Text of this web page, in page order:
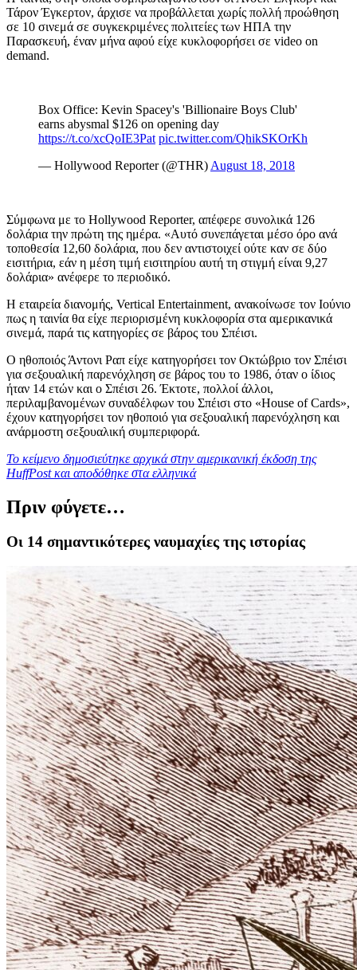
Τάρον Έγκερτον, άρχισε να προβάλλεται χωρίς πολλή προώθηση
σε 10 σινεμά σε συγκεκριμένες πολιτείες των ΗΠΑ την
Παρασκευή, έναν μήνα αφού είχε κυκλοφορήσει σε video on
demand.
Box Office: Kevin Spacey's 'Billionaire Boys Club'
earns abysmal $126 on opening day
https://t.co/xcQoIE3Pat pic.twitter.com/QhikSKOrKh
— Hollywood Reporter (@THR) August 18, 2018
Σύμφωνα με το Hollywood Reporter, απέφερε συνολικά 126
δολάρια την πρώτη της ημέρα. «Αυτό συνεπάγεται μέσο όρο ανά
τοποθεσία 12,60 δολάρια, που δεν αντιστοιχεί ούτε καν σε δύο
εισιτήρια, εάν η μέση τιμή εισιτηρίου αυτή τη στιγμή είναι 9,27
δολάρια» ανέφερε το περιοδικό.
Η εταιρεία διανομής, Vertical Entertainment, ανακοίνωσε τον Ιούνιο
πως η ταινία θα είχε περιορισμένη κυκλοφορία στα αμερικανικά
σινεμά, παρά τις κατηγορίες σε βάρος του Σπέισι.
Ο ηθοποιός Άντονι Ραπ είχε κατηγορήσει τον Οκτώβριο τον Σπέισι
για σεξουαλική παρενόχληση σε βάρος του το 1986, όταν ο ίδιος
ήταν 14 ετών και ο Σπέισι 26. Έκτοτε, πολλοί άλλοι,
περιλαμβανομένων συναδέλφων του Σπέισι στο «House of Cards»,
έχουν κατηγορήσει τον ηθοποιό για σεξουαλική παρενόχληση και
ανάρμοστη σεξουαλική συμπεριφορά.
Το κείμενο δημοσιεύτηκε αρχικά στην αμερικανική έκδοση της
HuffPost και αποδόθηκε στα ελληνικά
Πριν φύγετε…
Οι 14 σημαντικότερες ναυμαχίες της ιστορίας